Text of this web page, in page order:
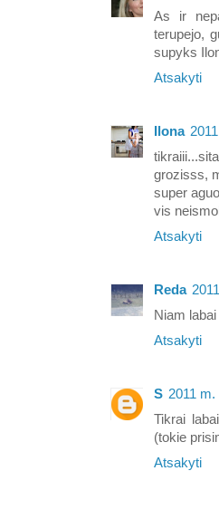
As ir
terupejo,
supyks
Atsakyti
Ilona
grozisss,
super
vis
Atsakyti
Reda
Niam
Atsakyti
S 2011
Tikrai
(tokie
Atsakyti